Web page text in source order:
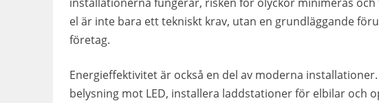
el är inte bara ett tekniskt krav, utan en grundläggande
företag.
Energieffektivitet är också en del av moderna
belysning mot LED, installera laddstationer för elbilar och